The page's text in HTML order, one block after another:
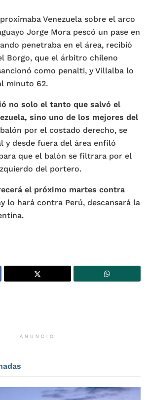
Venezuela sobre el arco
Jorge Mora pescó un pase en
penetraba en el área, recibió
Borgo, que el árbitro chileno
como penalti, y Villalba lo
minuto 62.
no solo el tanto que salvó el
sino uno de los mejores del
por el costado derecho, se
y desde fuera del área enfiló
que el balón se filtrara por el
del portero.
el próximo martes contra
lo hará contra Perú, descansará la
ANUNCIO